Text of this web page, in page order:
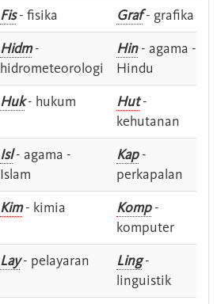
Fis- fisika Graf- grafika
Hidm-
hidrometeorologi
Hin- agama -
Hindu
Huk- hukum Hut-
kehutanan
Isl- agama -
Islam
Kap-
perkapalan
Kim- kimia Komp-
komputer
Lay- pelayaran Ling-
linguistik